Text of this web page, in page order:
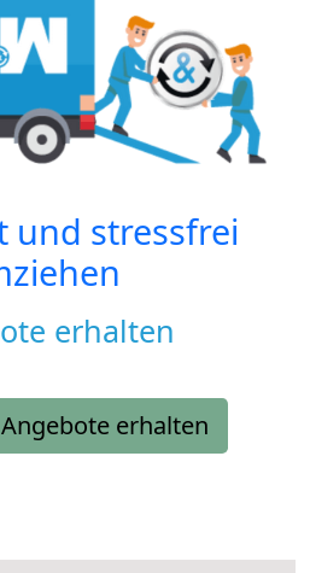
und stressfrei
erhalten
erhalten